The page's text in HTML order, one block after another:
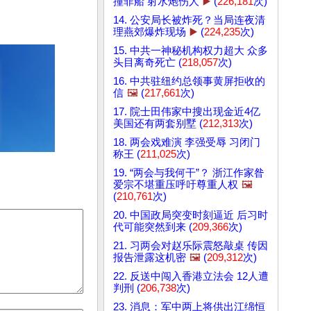
14. 公安局长被炸死？当局连夜清
理燕郊爆炸现场 ▶️ (224,235次)
15. 中共一神秘机构权力超大 众多
头目离奇死亡 (218,057次)
16. 中共驻纽约总领事黄屏拒收的
信 🖼️ (217,661次)
17. 院士田伟家中搜出现金近4亿
美国还有两套别墅 (212,313次)
18. 两会戏难演 李强受辱 习闭门
称王 (211,025次)
19. “两会与我何干”？ 浙江作家昝
爱宗不堪重压呼吁尊重人权 🖼️
(210,761次)
20. 中国政局突变时刻逼近 后习时
代可能突然到来 (209,366次)
21. 习两会对赵乐际震怒敲桌 传因
报告泄露这机密 🖼️ (209,312次)
22. 反送中闯入香港立法会 12人遭
判刑 (206,738次)
23. 消息：军中两上将供出江绵恒